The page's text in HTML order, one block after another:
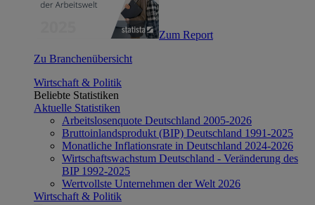
Zum Report
Zu Branchenübersicht
Wirtschaft & Politik
Beliebte Statistiken
Aktuelle Statistiken
Arbeitslosenquote Deutschland 2005-2026
Bruttoinlandsprodukt (BIP) Deutschland 1991-2025
Monatliche Inflationsrate in Deutschland 2024-2026
Wirtschaftswachstum Deutschland - Veränderung des
BIP 1992-2025
Wertvollste Unternehmen der Welt 2026
Wirtschaft & Politik